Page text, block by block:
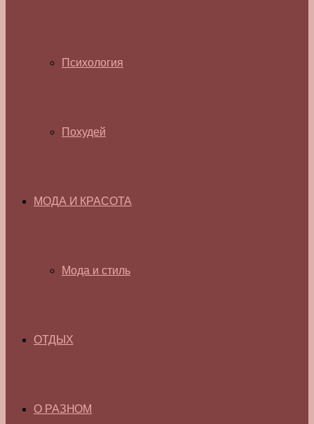
Психология
Похудей
МОДА И КРАСОТА
Мода и стиль
ОТДЫХ
О РАЗНОМ